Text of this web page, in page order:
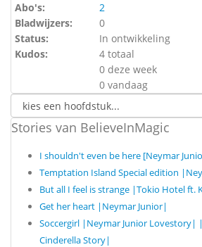
Abo's:
2
Bladwijzers:
0
Status:
In ontwikkeling
Kudos:
4 totaal
0 deze week
0 vandaag
Stories van BelieveInMagic
I shouldn't even be here [Neymar
Temptation Island Special edition
But all I feel is strange |Tokio Hotel ft.
Get her heart |Neymar Junior|
Soccergirl |Neymar Junior Lovestory|
Cinderella Story|